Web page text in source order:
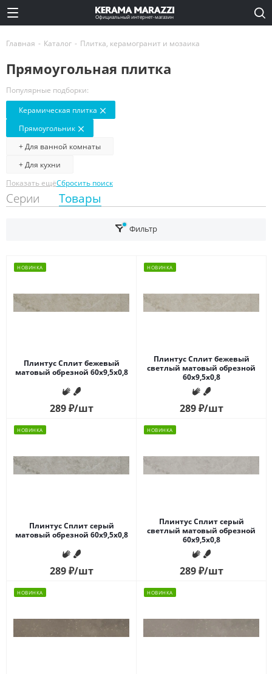
Официальный интернет-магазин
Главная - Каталог - Плитка, керамогранит и мозаика
Прямоугольная плитка
Популярные подборки:
Керамическая плитка
Прямоугольник
+ Для ванной комнаты
+ Для кухни
Показать ещёСбросить поиск
Серии Товары
Фильтр
НОВИНКА
Плинтус Сплит бежевый
матовый обрезной 60x9,5x0,8
289₽/шт
НОВИНКА
Плинтус Сплит бежевый
светлый матовый обрезной
60x9,5x0,8
289₽/шт
НОВИНКА
Плинтус Сплит серый
матовый обрезной 60x9,5x0,8
289₽/шт
НОВИНКА
Плинтус Сплит серый
светлый матовый обрезной
60x9,5x0,8
289₽/шт
НОВИНКА НОВИНКА